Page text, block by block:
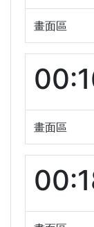
畫面區
畫面區